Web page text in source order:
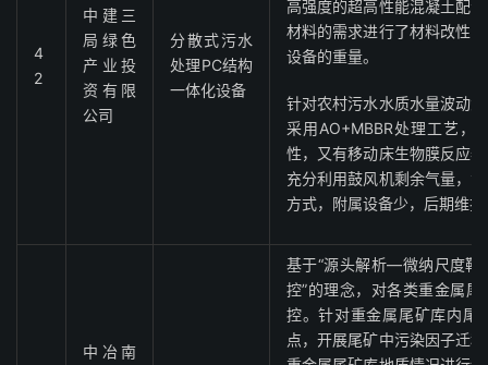
4
2
中建三
局绿色
产业投
资有限
公司
分散式污水
处理PC结构
一体化设备
高强度的超高性能混凝土配
材料的需求进行了材料改性
设备的重量。
针对农村污水水质水量波动
采用AO+MBBR处理工艺，
性，又有移动床生物膜反应
充分利用鼓风机剩余气量，
方式，附属设备少，后期维
中冶南
基于“源头解析—微纳尺度
控”的理念，对各类重金属
控。针对重金属尾矿库内尾
点，开展尾矿中污染因子迁